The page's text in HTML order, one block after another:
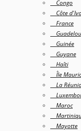
Congo
Côte
France
Guinée
Guyane
Haîti
Île
La
Maroc
Mayotte